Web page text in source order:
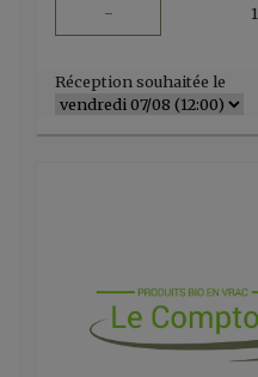
- 1
Réception souhaitée le